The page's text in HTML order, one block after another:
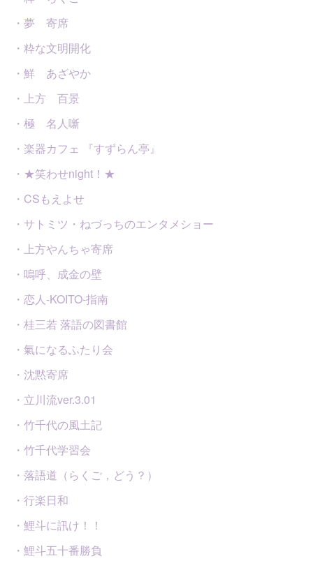
・夢 寄席
・粋な文明開化
・鮮 あざやか
・上方 百景
・極 名人噺
・楽器カフェ 『すずらん亭』
・★笑わせnight！★
・CSもえよせ
・サトミツ・ねづっちのエンタメショー
・上方やんちゃ寄席
・嗚呼、成金の壁
・恋人-KOITO-指南
・桂三若 落語の図書館
・氣になるふたり会
・沈黙寄席
・立川流ver.3.01
・竹千代の風土記
・竹千代学習会
・落語道（らくご，どう？）
・行楽日和
・鯉斗に訊け！！
・鯉斗五十番勝負